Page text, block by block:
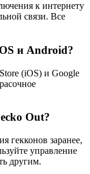
к интернету
связи. Все
и Android?
(iOS) и Google
Out?
гекконов заранее,
управление
другим.